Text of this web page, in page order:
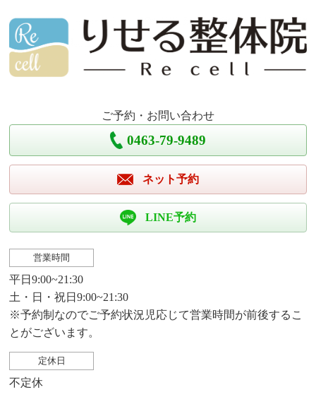
ご予約・お問い合わせ
0463-79-9489
ネット予約
LINE予約
営業時間
平日9:00~21:30
土・日・祝日9:00~21:30
※予約制なのでご予約状況児応じて営業時間が前後するこ
とがございます。
定休日
不定休